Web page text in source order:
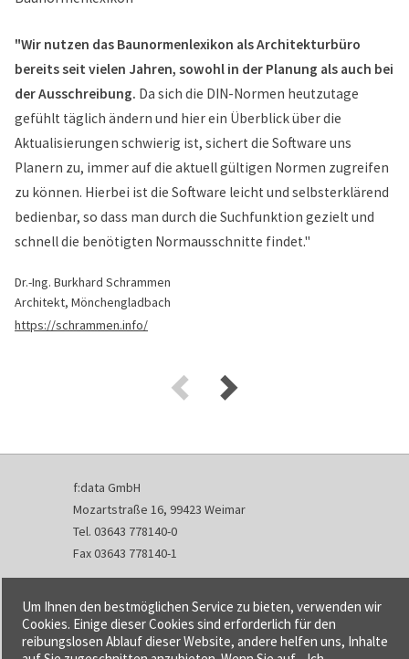
"Wir nutzen das Baunormenlexikon als Architekturbüro
bereits seit vielen Jahren, sowohl in der Planung als auch bei
der Ausschreibung. Da sich die DIN-Normen heutzutage
gefühlt täglich ändern und hier ein Überblick über die
Aktualisierungen schwierig ist, sichert die Software uns
Planern zu, immer auf die aktuell gültigen Normen zugreifen
zu können. Hierbei ist die Software leicht und selbsterklärend
bedienbar, so dass man durch die Suchfunktion gezielt und
schnell die benötigten Normausschnitte findet."
Dr.-Ing. Burkhard Schrammen
Architekt, Mönchengladbach
https://schrammen.info/
f:data GmbH
Mozartstraße 16, 99423 Weimar
Tel. 03643 778140-0
Fax 03643 778140-1
info@fdata.de
Kontakt
Impressum
Um Ihnen den bestmöglichen Service zu bieten, verwenden wir
Cookies. Einige dieser Cookies sind erforderlich für den
reibungslosen Ablauf dieser Website, andere helfen uns, Inhalte